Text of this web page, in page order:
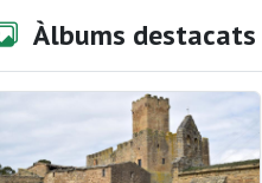
Àlbums destacats